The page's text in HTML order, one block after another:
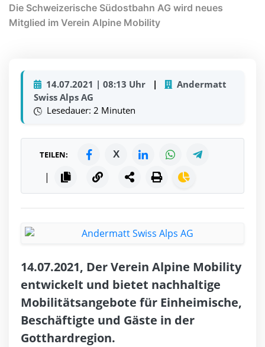
Die Schweizerische Südostbahn AG wird neues
Mitglied im Verein Alpine Mobility
14.07.2021 | 08:13 Uhr |
Andermatt
Swiss Alps AG
Lesedauer: 2 Minuten
TEILEN: X
|
14.07.2021, Der Verein Alpine Mobility
entwickelt und bietet nachhaltige
Mobilitätsangebote für Einheimische,
Beschäftigte und Gäste in der
Gotthardregion.